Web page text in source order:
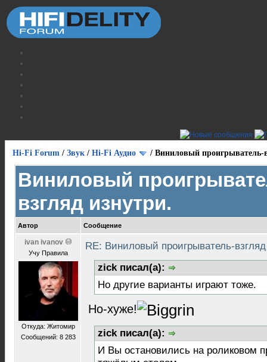
Hi-Fi Forum / Звук / Hi-Fi Аудио / Виниловый проигрыватель-
Виниловый
взгляд изнутри.
Автор Сообщение
ivan ivanov
Учу Правила
Откуда: Житомир
Сообщений: 8 283
RE: Виниловый проигрыватель-
zick писал(а):
Но другие варианты играют тоже.
Но-хуже!
zick писал(а):
И Вы остановились на роликовом